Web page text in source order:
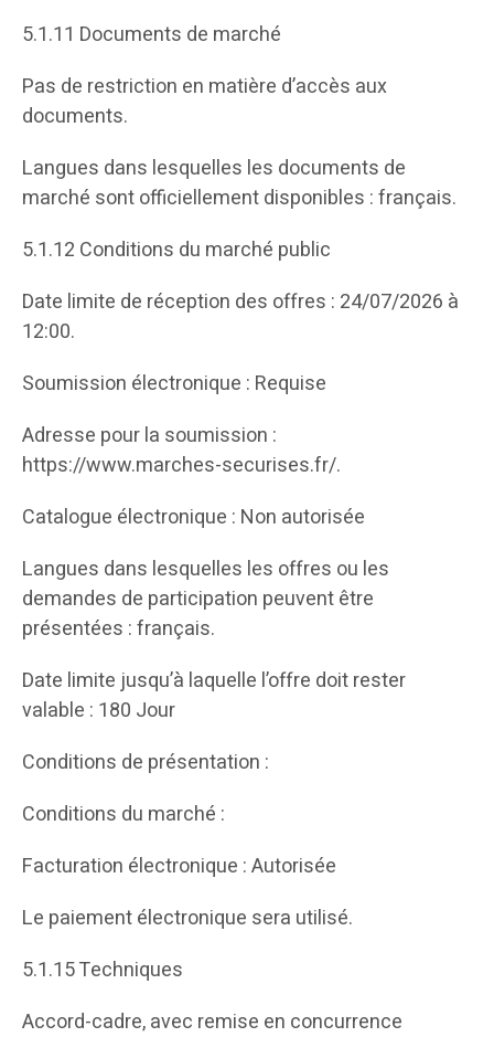
5.1.11 Documents de marché
Pas de restriction en matière d’accès aux
documents.
Langues dans lesquelles les documents de
marché sont officiellement disponibles : français.
5.1.12 Conditions du marché public
Date limite de réception des offres : 24/07/2026 à
12:00.
Soumission électronique : Requise
Adresse pour la soumission :
https://www.marches-securises.fr/.
Catalogue électronique : Non autorisée
Langues dans lesquelles les offres ou les
demandes de participation peuvent être
présentées : français.
Date limite jusqu’à laquelle l’offre doit rester
valable : 180 Jour
Conditions de présentation :
Conditions du marché :
Facturation électronique : Autorisée
Le paiement électronique sera utilisé.
5.1.15 Techniques
Accord-cadre, avec remise en concurrence